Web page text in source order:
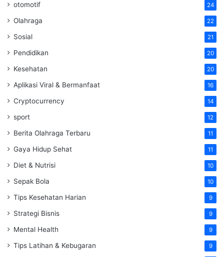
otomotif 24
Olahraga 22
Sosial 21
Pendidikan 20
Kesehatan 20
Aplikasi Viral & Bermanfaat 16
Cryptocurrency 14
sport 12
Berita Olahraga Terbaru 11
Gaya Hidup Sehat 11
Diet & Nutrisi 10
Sepak Bola 10
Tips Kesehatan Harian 9
Strategi Bisnis 9
Mental Health 9
Tips Latihan & Kebugaran 9